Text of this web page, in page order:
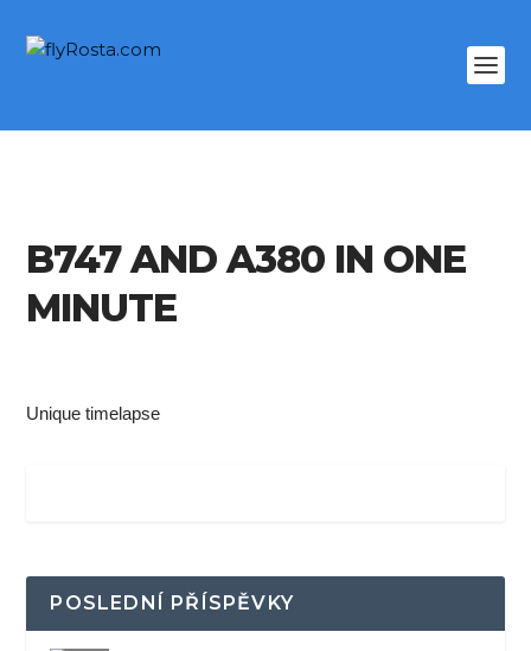
B747 AND A380 IN ONE
MINUTE
Unique timelapse
POSLEDNÍ PŘÍSPĚVKY